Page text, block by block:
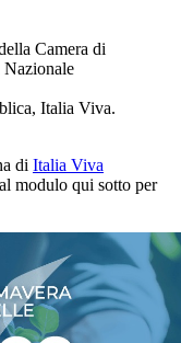
Camera di
Italia Viva.
di Italia Viva
modulo qui sotto per